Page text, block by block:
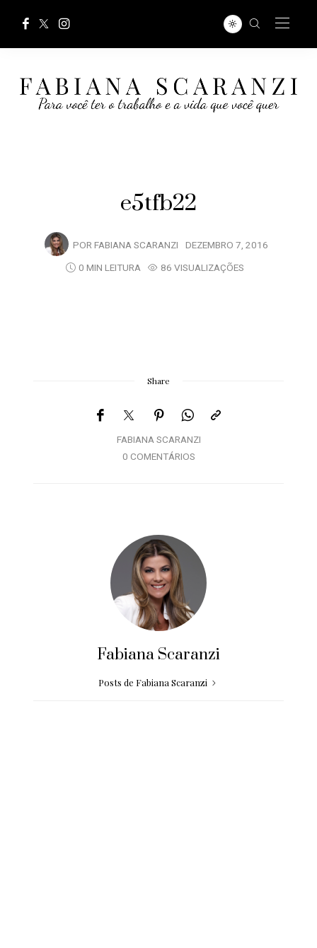
e5tfb22
POR FABIANA SCARANZI DEZEMBRO 7, 2016
0 MIN LEITURA
86 VISUALIZAÇÕES
Share
FABIANA SCARANZI
0 COMENTÁRIOS
Fabiana Scaranzi
Posts de Fabiana Scaranzi